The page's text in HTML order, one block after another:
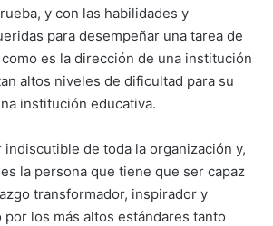
y con las habilidades y
para desempeñar una tarea de
es la dirección de una institución
altos niveles de dificul­tad para su
institución educativa.
de toda la or­ganización y,
la persona que tiene que ser capaz
transformador, inspirador y
por los más altos estándares tanto